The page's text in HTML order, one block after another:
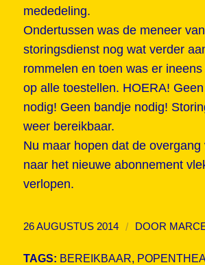
mededeling.
Ondertussen was de meneer
storingsdienst nog wat verder
rommelen en toen was er
op alle toestellen. HOERA!
nodig! Geen bandje nodig!
weer bereikbaar.
Nu maar hopen dat de overgang
naar het nieuwe abonnement
verlopen.
26 AUGUSTUS 2014 / DOOR
TAGS: BEREIKBAAR